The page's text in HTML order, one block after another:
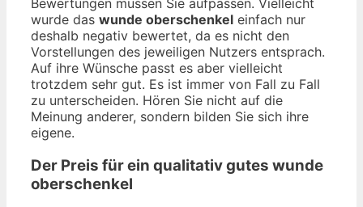
Bewertungen müssen Sie aufpassen. Vielleicht
wurde das wunde oberschenkel einfach nur
deshalb negativ bewertet, da es nicht den
Vorstellungen des jeweiligen Nutzers entsprach.
Auf ihre Wünsche passt es aber vielleicht
trotzdem sehr gut. Es ist immer von Fall zu Fall
zu unterscheiden. Hören Sie nicht auf die
Meinung anderer, sondern bilden Sie sich ihre
eigene.
Der Preis für ein qualitativ gutes wunde
oberschenkel